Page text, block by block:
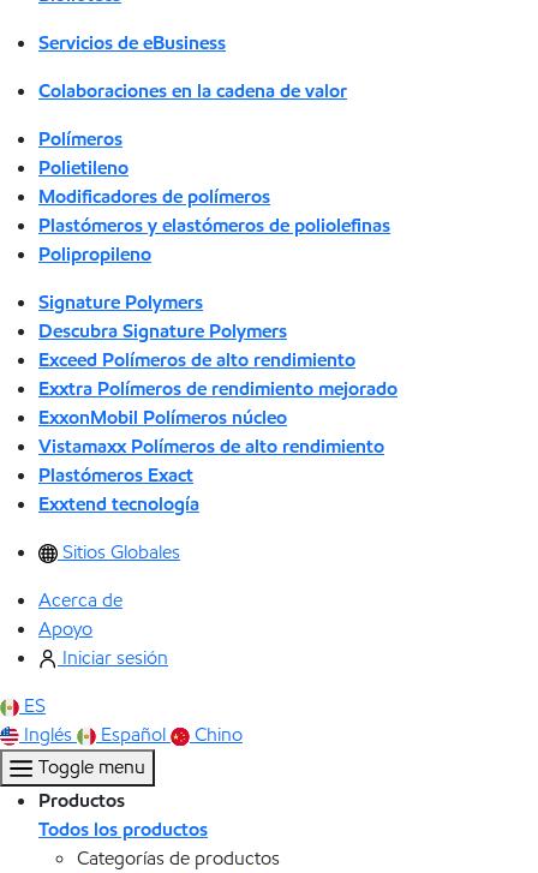
Servicios de eBusiness
Colaboraciones en la cadena de valor
Polímeros
Polietileno
Modificadores de polímeros
Plastómeros y elastómeros de poliolefinas
Polipropileno
Signature Polymers
Descubra Signature Polymers
Exceed Polímeros de alto rendimiento
Exxtra Polímeros de rendimiento mejorado
ExxonMobil Polímeros núcleo
Vistamaxx Polímeros de alto rendimiento
Plastómeros Exact
Exxtend tecnología
Sitios Globales
Acerca de
Apoyo
Iniciar sesión
ES
Inglés
Español
Chino
Toggle menu
Productos
Todos los productos
Categorías de productos